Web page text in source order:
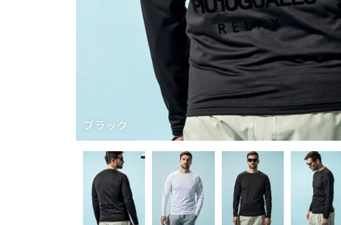
ブラック